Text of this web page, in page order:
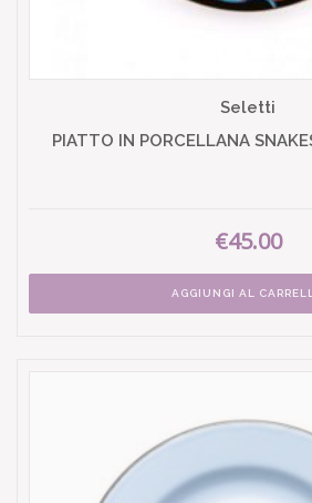
Seletti
PIATTO IN PORCELLANA
€45.00
AGGIUNGI AL